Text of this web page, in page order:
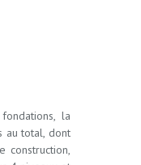
la
au total, dont
construction,